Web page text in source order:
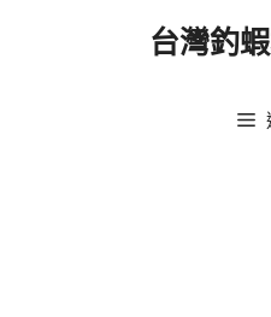
台灣釣